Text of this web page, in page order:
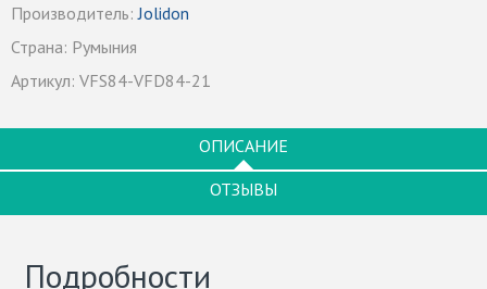
Производитель: Jolidon
Страна: Румыния
Артикул: VFS84-VFD84-21
ОПИСАНИЕ
ОТЗЫВЫ
Подробности